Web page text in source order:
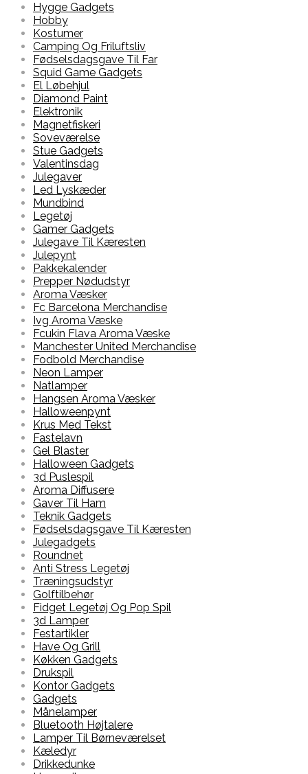
Hygge Gadgets
Hobby
Kostumer
Camping Og Friluftsliv
Fødselsdagsgave Til Far
Squid Game Gadgets
El Løbehjul
Diamond Paint
Elektronik
Magnetfiskeri
Soveværelse
Stue Gadgets
Valentinsdag
Julegaver
Led Lyskæder
Mundbind
Legetøj
Gamer Gadgets
Julegave Til Kæresten
Julepynt
Pakkekalender
Prepper Nødudstyr
Aroma Væsker
Fc Barcelona Merchandise
Ivg Aroma Væske
Fcukin Flava Aroma Væske
Manchester United Merchandise
Fodbold Merchandise
Neon Lamper
Natlamper
Hangsen Aroma Væsker
Halloweenpynt
Krus Med Tekst
Fastelavn
Gel Blaster
Halloween Gadgets
3d Puslespil
Aroma Diffusere
Gaver Til Ham
Teknik Gadgets
Fødselsdagsgave Til Kæresten
Julegadgets
Roundnet
Anti Stress Legetøj
Træningsudstyr
Golftilbehør
Fidget Legetøj Og Pop Spil
3d Lamper
Festartikler
Have Og Grill
Køkken Gadgets
Drukspil
Kontor Gadgets
Gadgets
Månelamper
Bluetooth Højtalere
Lamper Til Børneværelset
Kæledyr
Drikkedunke